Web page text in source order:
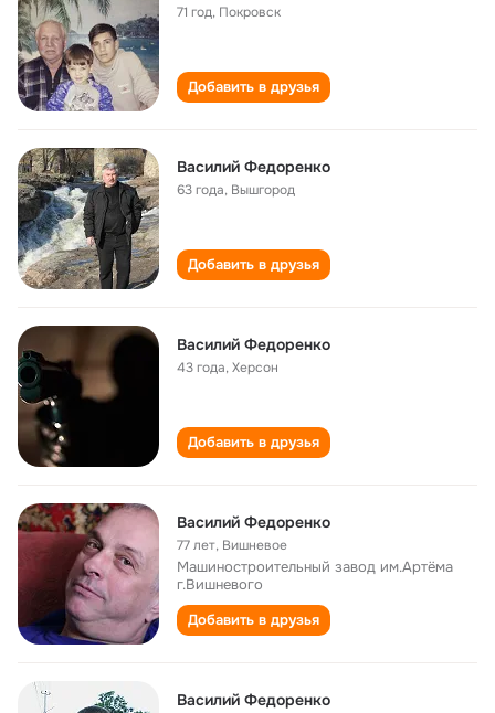
71 год, Покровск
Добавить в друзья
Василий Федоренко
63 года, Вышгород
Добавить в друзья
Василий Федоренко
43 года,Херсон
Добавить в друзья
Василий Федоренко
77 лет, Вишневое
Машиностроительный завод им.Артёма
г.Вишневого
Добавить в друзья
Василий Федоренко